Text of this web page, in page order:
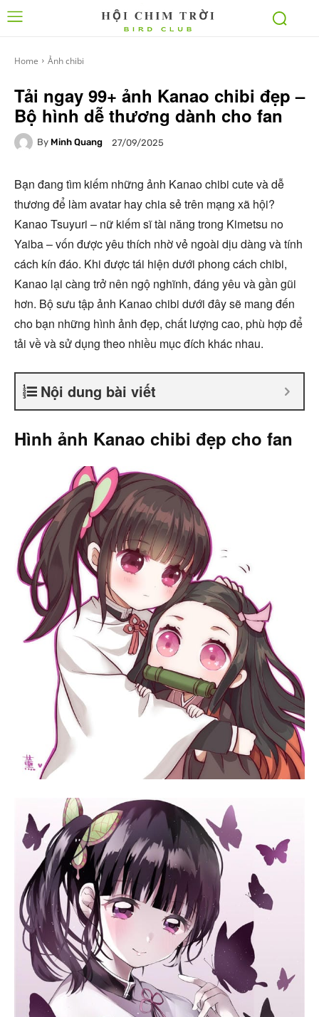
Home Ảnh chibi
Tải ngay 99+ ảnh Kanao chibi đẹp –
Bộ hình dễ thương dành cho fan
By Minh Quang 27/09/2025
Bạn đang tìm kiếm những ảnh Kanao chibi cute và dễ
thương để làm avatar hay chia sẻ trên mạng xã hội?
Kanao Tsuyuri – nữ kiếm sĩ tài năng trong Kimetsu no
Yaiba – vốn được yêu thích nhờ vẻ ngoài dịu dàng và tính
cách kín đáo. Khi được tái hiện dưới phong cách chibi,
Kanao lại càng trở nên ngộ nghĩnh, đáng yêu và gần gũi
hơn. Bộ sưu tập ảnh Kanao chibi dưới đây sẽ mang đến
cho bạn những hình ảnh đẹp, chất lượng cao, phù hợp để
tải về và sử dụng theo nhiều mục đích khác nhau.
Nội dung bài viết
Hình ảnh Kanao chibi đẹp cho fan